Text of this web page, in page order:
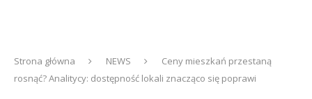
Strona główna NEWS
Ceny mieszkań przestaną
rosnąć? Analitycy: dostępność lokali znacząco się poprawi